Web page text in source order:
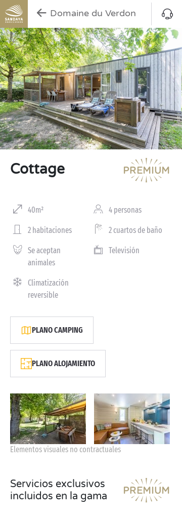
Domaine du Verdon
Cottage
40m² 4 personas
2 habitaciones 2 cuartos de baño
Se aceptan
animales
Televisión
Climatización
reversible
PLANO CAMPING
PLANO ALOJAMIENTO
Elementos visuales no contractuales
Servicios exclusivos
incluidos en la gama